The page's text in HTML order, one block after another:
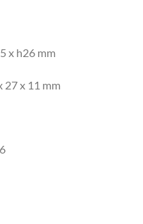
x h26 mm
27 x 11 mm